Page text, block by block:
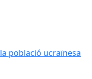
població ucraïnesa